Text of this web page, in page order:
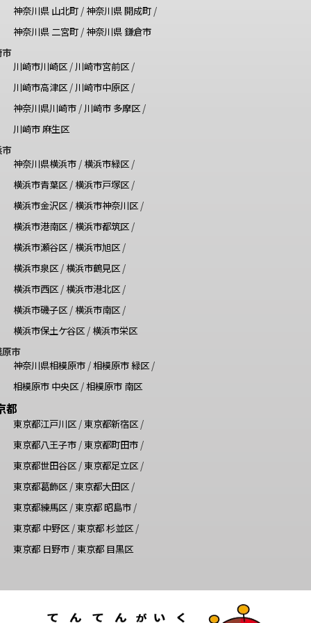
神奈川県 山北町/神奈川県 開成町/
神奈川県 二宮町/神奈川県 鎌倉市
川崎市川崎区/ 川崎市宮前区/
川崎市高津区/ 川崎市中原区/
神奈川県川崎市/ 川崎市 多摩区/
川崎市 麻生区
神奈川県横浜市/ 横浜市緑区/
横浜市青葉区/ 横浜市戸塚区/
横浜市金沢区/ 横浜市神奈川区/
横浜市港南区/ 横浜市都筑区/
横浜市瀬谷区/ 横浜市旭区/
横浜市泉区/ 横浜市鶴見区/
横浜市西区/ 横浜市港北区/
横浜市磯子区/ 横浜市南区/
横浜市保土ケ谷区/ 横浜市栄区
市
神奈川県相模原市/相模原市 緑区/
相模原市 中央区/相模原市 南区
都
東京都江戸川区/東京都新宿区/
東京都八王子市/東京都町田市/
東京都世田谷区/東京都足立区/
東京都葛飾区/東京都大田区/
東京都練馬区/東京都 昭島市/
東京都 中野区/東京都 杉並区/
東京都 日野市/東京都 目黒区